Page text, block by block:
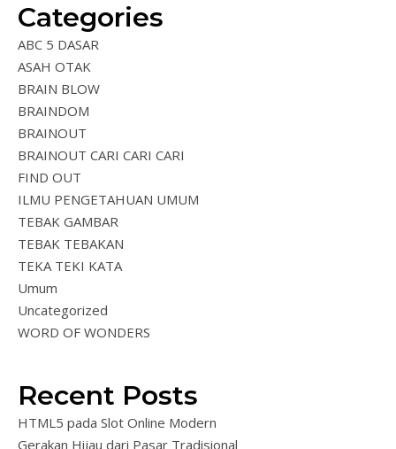
Categories
ABC 5 DASAR
ASAH OTAK
BRAIN BLOW
BRAINDOM
BRAINOUT
BRAINOUT CARI CARI CARI
FIND OUT
ILMU PENGETAHUAN UMUM
TEBAK GAMBAR
TEBAK TEBAKAN
TEKA TEKI KATA
Umum
Uncategorized
WORD OF WONDERS
Recent Posts
HTML5 pada Slot Online Modern
Gerakan Hijau dari Pasar Tradisional